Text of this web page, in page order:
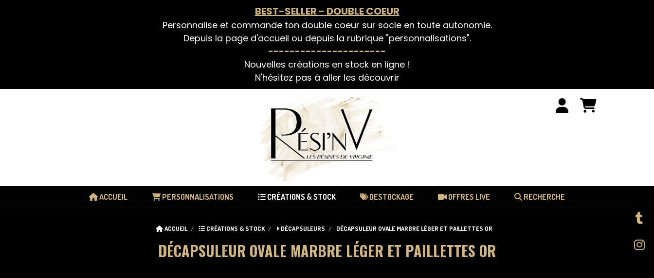
BEST-SELLER - DOUBLE COEUR
Personnalise et commande ton double coeur sur socle en toute autonomie.
Depuis la page d'accueil ou depuis la rubrique "personnalisations".
----------------------
Nouvelles créations en stock en ligne !
N'hésitez pas à aller les découvrir
ACCUEIL PERSONNALISATIONS CRÉATIONS & STOCK DESTOCKAGE OFFRES LIVE RECHERCHE
ACCUEIL CRÉATIONS & STOCK DÉCAPSULEURS DÉCAPSULEUR OVALE MARBRE LÉGER ET PAILLETTES OR
DÉCAPSULEUR OVALE MARBRE LÉGER ET PAILLETTES OR